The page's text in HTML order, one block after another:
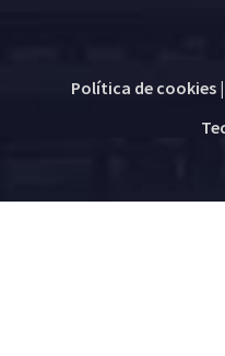
Política de cookies|